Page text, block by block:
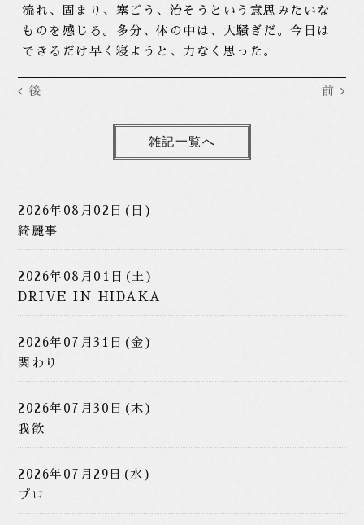
流れ、固まり、塞ごう、治そうという意思みたいな
ものを感じる。多分、体の中は、大騒ぎだ。今日は
できるだけ早く寝ようと、力なく思った。
後 前
雑記一覧へ
2026年08月02日(日)
綺麗事
2026年08月01日(土)
DRIVE IN HIDAKA
2026年07月31日(金)
関わり
2026年07月30日(木)
我欲
2026年07月29日(水)
プロ